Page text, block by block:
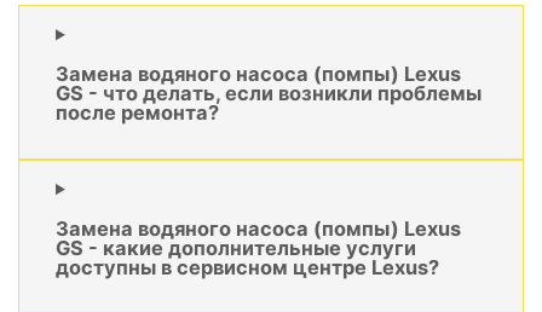
Замена водяного насоса (помпы) Lexus
GS - что делать, если возникли проблемы
после ремонта?
Замена водяного насоса (помпы) Lexus
GS - какие дополнительные услуги
доступны в сервисном центре Lexus?